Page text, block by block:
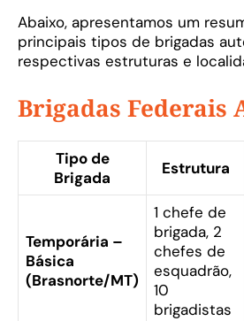
Abaixo, apresentamos um
principais tipos de brigadas
respectivas estruturas e
Brigadas Federais
Tipo de
Brigada
Estrutura
Temporária –
Básica
(Brasnorte/MT)
1 chefe de
brigada, 2
chefes de
esquadrão,
10
brigadistas